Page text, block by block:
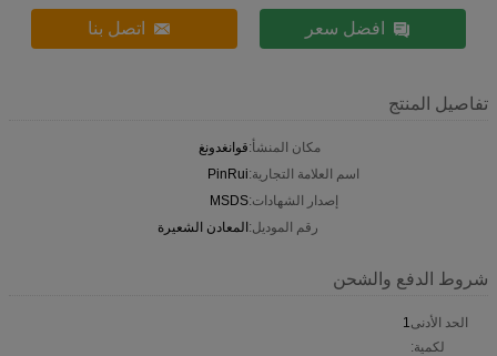
افضل سعر اتصل بنا
تفاصيل المنتج
مكان المنشأ:قوانغدونغ
اسم العلامة التجارية:PinRui
إصدار الشهادات:MSDS
رقم الموديل:المعادن الشعيرة
شروط الدفع والشحن
الحد الأدنى
لكمية:
1